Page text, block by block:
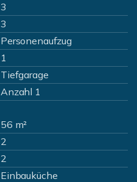
3
3
Personenaufzug
1
Tiefgarage
Anzahl 1
56 m²
2
2
Einbauküche